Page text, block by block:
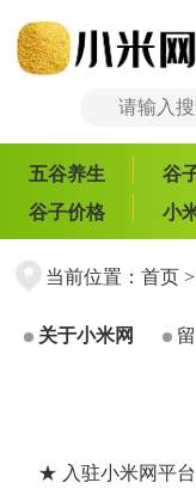
五谷养生 谷
谷子价格
小
当前位置： 首页>
关于小米网
★ 入驻小米网平